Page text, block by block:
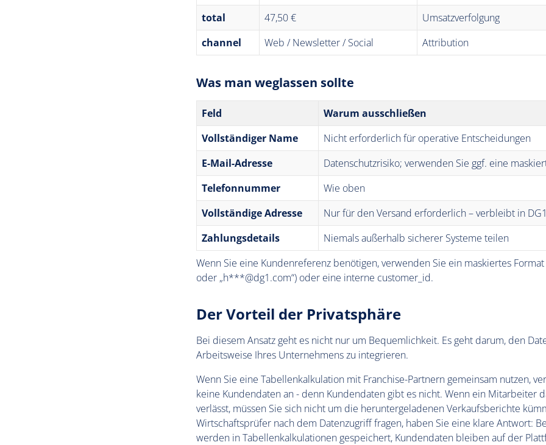
total 47,50 €
Umsatzverfolgung
channel
Web / Newsletter / Social Attribution
Was man weglassen sollte
Feld
Warum ausschließen
Vollständiger Name
Nicht erforderlich für operative Entscheidungen
E-Mail-Adresse
Datenschutzrisiko; verwenden Sie ggf. eine
Telefonnummer
Wie oben
Vollständige Adresse
Nur für den Versand erforderlich – verbleibt in
Zahlungsdetails
Niemals außerhalb sicherer Systeme teilen
Wenn Sie eine Kundenreferenz benötigen, verwenden Sie ein maskiertes Format
oder „h***@dg1.com“) oder eine interne customer_id.
Der Vorteil der Privatsphäre
Bei diesem Ansatz geht es nicht nur um Bequemlichkeit. Es geht darum, den
Arbeitsweise Ihres Unternehmens zu integrieren.
Wenn Sie eine Tabellenkalkulation mit Franchise-Partnern gemeinsam nutzen,
keine Kundendaten an - denn Kundendaten gibt es nicht. Wenn ein Mitarbeiter
verlässt, müssen Sie sich nicht um die heruntergeladenen Verkaufsberichte
Wirtschaftsprüfer nach dem Datenzugriff fragen, haben Sie eine klare Antwort:
werden in Tabellenkalkulationen gespeichert, Kundendaten bleiben auf der